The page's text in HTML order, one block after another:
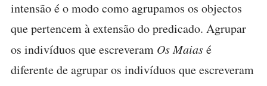
intensão é o modo como agrupamos os objectos
que pertencem à extensão do predicado. Agrupar
os indivíduos que escreveram Os Maiasé
diferente de agrupar os indivíduos que escreveram